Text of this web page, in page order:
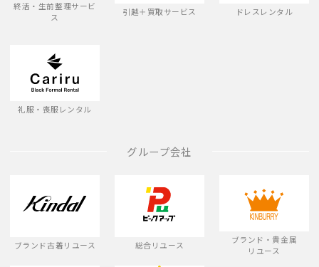
終活・生前整理サービ
ス
引越＋買取サービス ドレスレンタル
礼服・喪服レンタル
グループ会社
ブランド古着リユース 総合リユース
ブランド・貴金属
リユース